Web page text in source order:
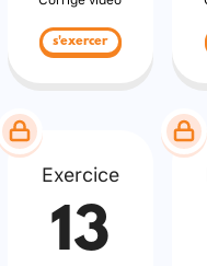
s'exercer
Exercice
13